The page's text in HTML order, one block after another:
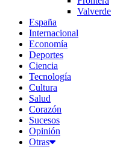
Valverde
España
Internacional
Economía
Deportes
Ciencia
Tecnología
Cultura
Salud
Corazón
Sucesos
Opinión
Otras